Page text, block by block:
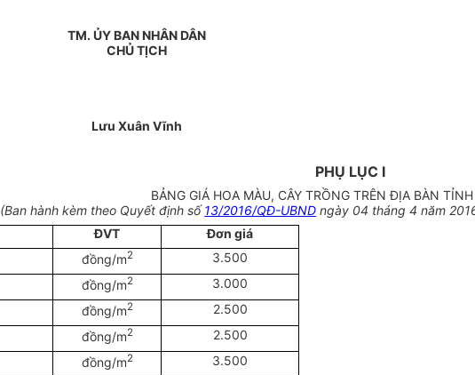
TM. ỦY BAN NHÂN DÂN
CHỦ TỊCH
Lưu Xuân Vĩnh
PHỤ LỤC I
BẢNG GIÁ HOA MÀU, CÂY TRỒNG TRÊN ĐỊA BÀN
(Ban hành kèm theo Quyết định số13/2016/QĐ-UBND ngày 04 tháng 4 năm
ĐVT
Đơn giá
đồng/m2
3.500
đồng/m2
3.000
đồng/m2
2.500
đồng/m2
2.500
đồng/m2
3.500